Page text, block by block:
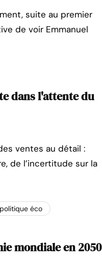
suite au premier
de voir Emmanuel
dans l'attente du
ventes au détail :
de l’incertitude sur la
politique éco
mondiale en 2050